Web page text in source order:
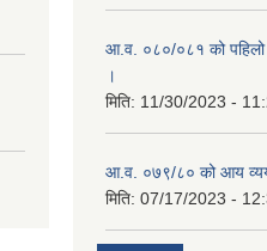
आ.व. ०८०/०८१ को पहिलो
।
मिति: 11/30/2023 -
आ.व. ०७९/८० को आय
मिति: 07/17/2023 -